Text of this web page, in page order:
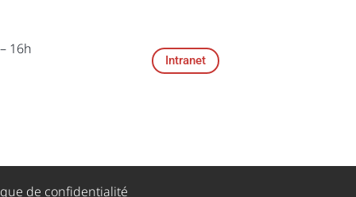
16h
Intranet
de confidentialité​